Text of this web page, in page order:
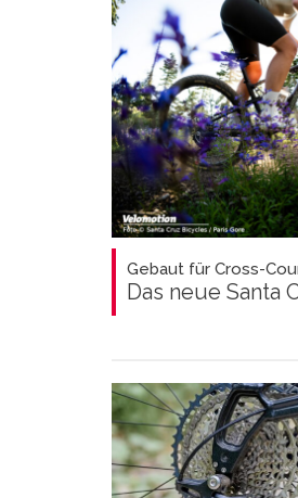
Gebaut für Cross-
Das neue Santa